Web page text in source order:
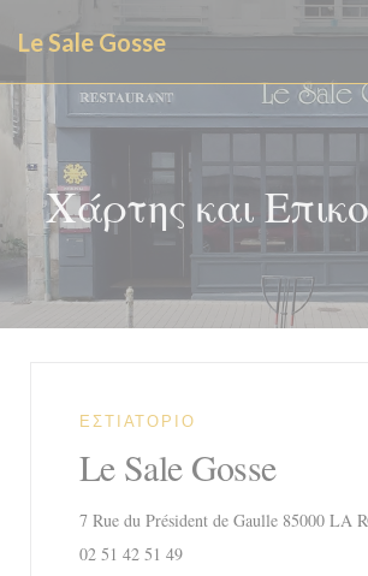
Πίνακας διαχείρισης "Μπισκότων" (Cookies)
Le Sale Gosse
Χάρτης και
ΕΣΤΙΑΤΌΡΙΟ
Le Sale Gosse
7 Rue du Président de Gaulle 85000 LA
02 51 42 51 49